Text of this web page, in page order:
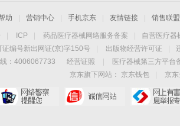
助 营销中心 手机京东 友情链接 销售联盟
ICP 药品医疗器械网络服务备案 自营医疗器
证编号新出网证(京)字150号
出版物经营许可证
：4006067733 经营证照 医疗器械第三方平
京东旗下网站：
京东钱包
京东